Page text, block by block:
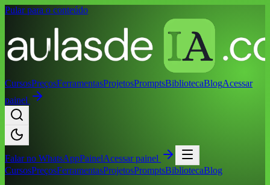
Pular para o conteúdo
CursosPreçosFerramentasProjetosPromptsBibliotecaBlogAcessar
painel
Falar no WhatsAppPainelAcessar painel
CursosPreçosFerramentasProjetosPromptsBibliotecaBlog